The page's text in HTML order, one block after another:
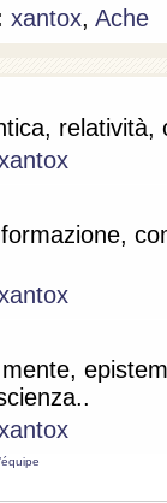
xantox, Ache
relatività,